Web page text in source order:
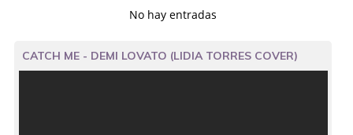
No hay entradas
CATCH ME - DEMI LOVATO (LIDIA TORRES COVER)